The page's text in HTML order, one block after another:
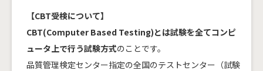
【CBT受検について】
CBT(Computer Based Testing)とは試験を全てコンピ
ュータ上で行う試験方式のことです。
品質管理検定センター指定の全国のテストセンター（試験